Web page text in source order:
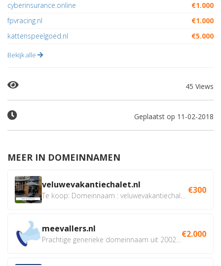
cyberinsurance.online
€1.000
fpvracing.nl
€1.000
kattenspeelgoed.nl
€5.000
Bekijk alle
45 Views
Geplaatst op 11-02-2018
MEER IN DOMEINNAMEN
veluwevakantiechalet.nl €300
meevallers.nl €2.000